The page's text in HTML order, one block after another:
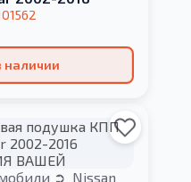
наличии
Nissan